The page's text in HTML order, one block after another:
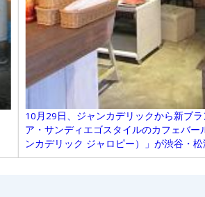
10月29日、ジャンカデリックから新ブ
ア・サンディエゴスタイルのカフェバー
ンカデリック ジャロピー）」が渋谷・